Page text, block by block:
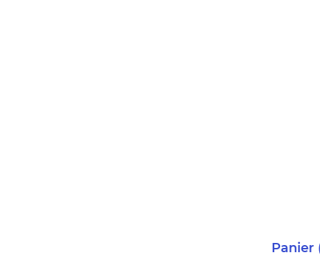
Panier